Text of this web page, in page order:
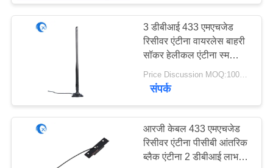
3 डीबीआई 433 एमएचजेड
रिसीवर एंटीना वायरलेस बाहरी
सॉकर हेलीकल एंटीना स्म
कनेक्टर
Price Discussion MOQ:100PCS
संपर्क
आरजी केबल 433 एमएचजेड
रिसीवर एंटीना पीसीबी आंतरिक
ब्लैक एंटीना 2 डीबीआई लाभ